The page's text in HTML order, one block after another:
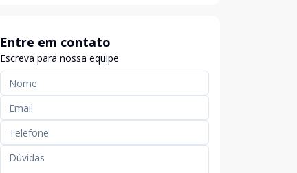
Entre em contato
Escreva para nossa equipe